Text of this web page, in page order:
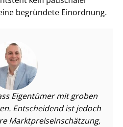
begründete Einordnung.
Eigentümer mit groben
Entscheidend ist jedoch
Markt­preis­ein­schät­zung,